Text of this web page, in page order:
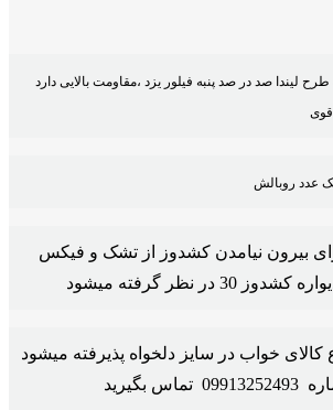
لیندا صد در صد پنبه فیلور یزد ،مقاومت بالایی دارد
قوی
عدد روبالش
بیرون نیامدن کشدوز از تشک و فیکس
نظر گرفته میشود
خواب در سایز دلخواه پذیرفته میشود